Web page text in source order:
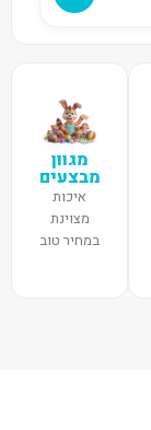
מגוון
מבצעים
איכות
מצוינת
במחיר טוב